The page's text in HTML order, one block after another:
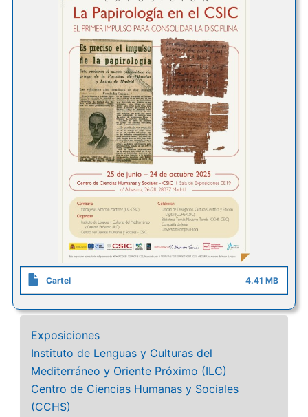
Cartel 4.41 MB
Exposiciones
Instituto de Lenguas y Culturas del
Mediterráneo y Oriente Próximo (ILC)
Centro de Ciencias Humanas y Sociales
(CCHS)